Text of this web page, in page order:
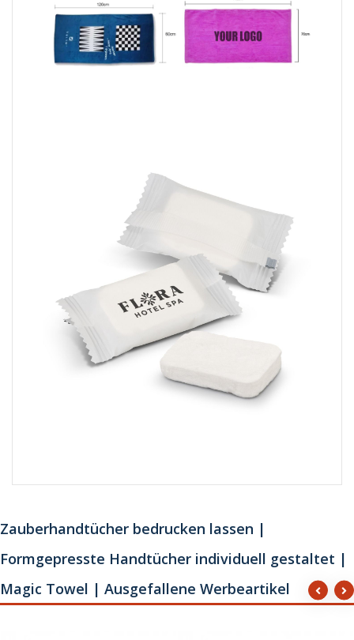
Zauberhandtücher bedrucken lassen |
Formgepresste Handtücher individuell gestaltet |
Magic Towel | Ausgefallene Werbeartikel